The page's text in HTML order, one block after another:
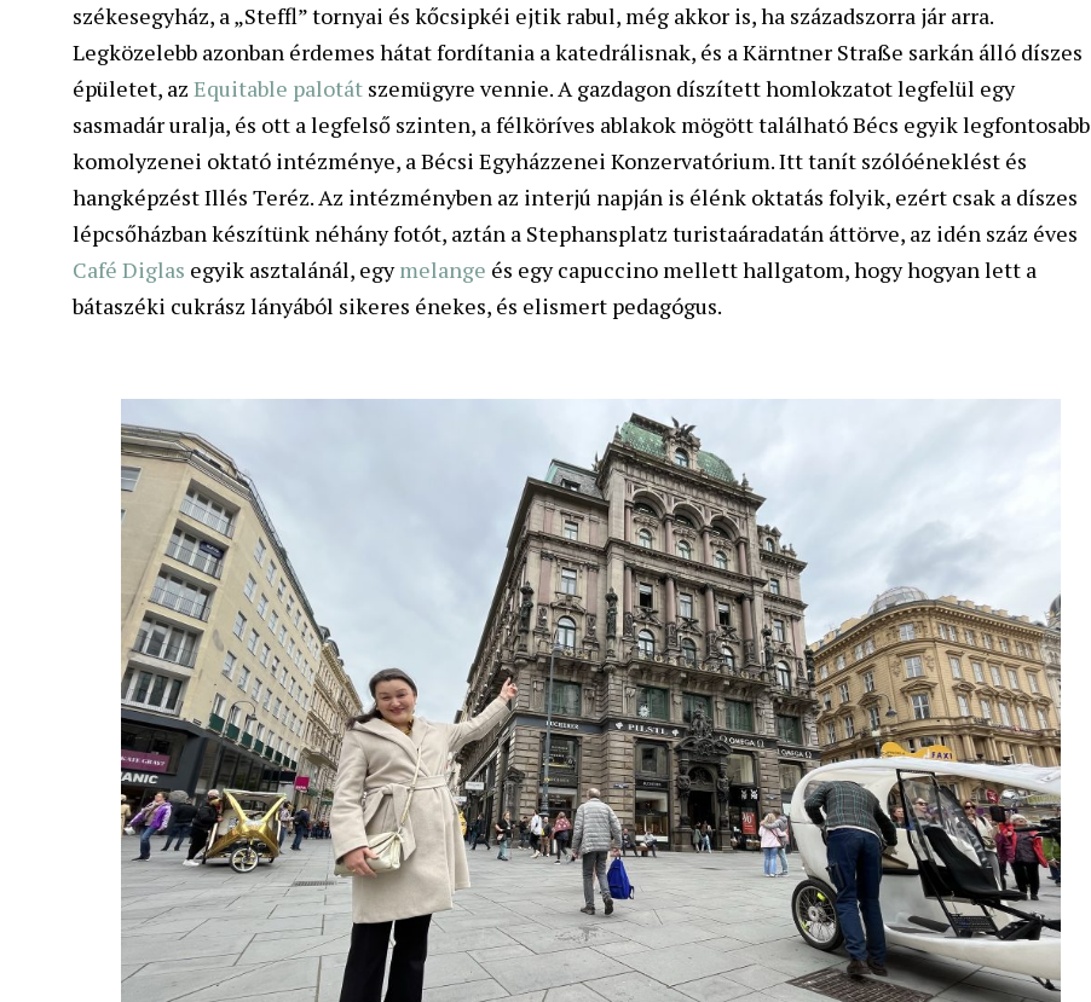
székesegyház, a „Steffl” tornyai és kőcsipkéi ejtik rabul, még akkor is, ha századszorra jár arra.
Legközelebb azonban érdemes hátat fordítania a katedrálisnak, és a Kärntner Straße sarkán álló díszes
épületet, az Equitable palotát szemügyre vennie. A gazdagon díszített homlokzatot legfelül egy
sasmadár uralja, és ott a legfelső szinten, a félköríves ablakok mögött található Bécs egyik legfontosabb
komolyzenei oktató intézménye, a Bécsi Egyházzenei Konzervatórium. Itt tanít szólóéneklést és
hangképzést Illés Teréz. Az intézményben az interjú napján is élénk oktatás folyik, ezért csak a díszes
lépcsőházban készítünk néhány fotót, aztán a Stephansplatz turistaáradatán áttörve, az idén száz éves
Café Diglas egyik asztalánál, egymelange és egy capuccino mellett hallgatom, hogy hogyan lett a
bátaszéki cukrász lányából sikeres énekes, és elismert pedagógus.